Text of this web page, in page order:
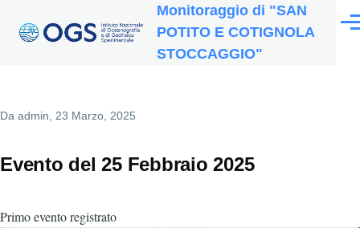
Salta al contenuto principaleMonitoraggio di "SAN
POTITO E COTIGNOLA
STOCCAGGIO"
Da admin , 23 Marzo, 2025
Evento del 25 Febbraio 2025
Primo evento registrato